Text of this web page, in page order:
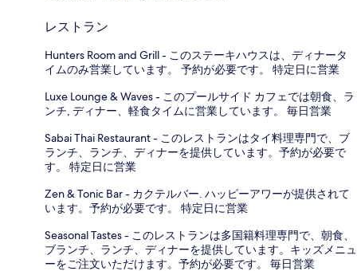
レストラン
Hunters Room and Grill - このステーキハウスは、ディナータ
イムのみ営業しています。 予約が必要です。 特定日に営業
Luxe Lounge & Waves - このプールサイド カフェでは朝食、ラ
ンチ, ディナー、軽食タイムに営業しています。 毎日営業
Sabai Thai Restaurant - このレストランはタイ料理専門で、ブ
ランチ、ランチ、ディナーを提供しています。予約が必要で
す。 特定日に営業
Zen & Tonic Bar - カクテルバー. ハッピーアワーが提供されて
います。予約が必要です。 特定日に営業
Seasonal Tastes - このレストランは多国籍料理専門で、朝食、
ブランチ、ランチ、ディナーを提供しています。キッズメニュ
ーをご注文いただけます。予約が必要です。 毎日営業